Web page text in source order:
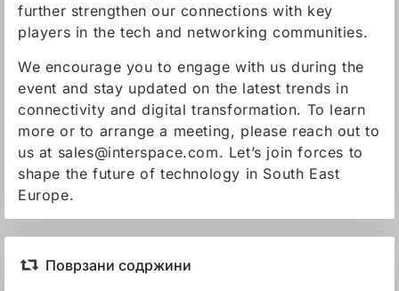
further strengthen our connections with key
players in the tech and networking communities.
We encourage you to engage with us during the
event and stay updated on the latest trends in
connectivity and digital transformation. To learn
more or to arrange a meeting, please reach out to
us at sales@interspace.com. Let’s join forces to
shape the future of technology in South East
Europe.
Поврзани содржини